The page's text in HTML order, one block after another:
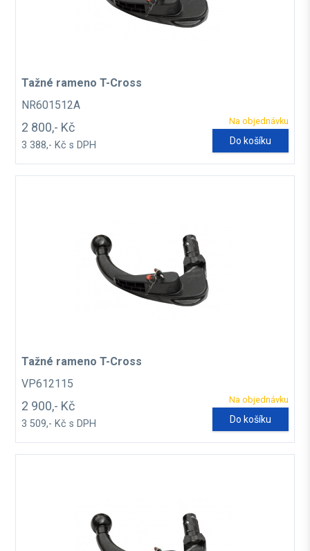
Tažné rameno T-Cross
NR601512A
Na objednávku
2 800,- Kč
3 388,- Kč s DPH Do košíku
Tažné rameno T-Cross
VP612115
Na objednávku
2 900,- Kč
3 509,- Kč s DPH Do košíku